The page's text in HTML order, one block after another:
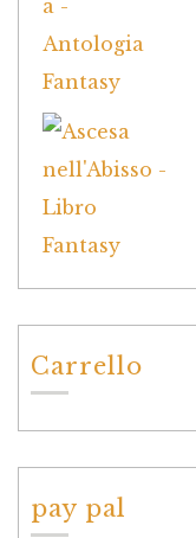
Carrello
pay pal